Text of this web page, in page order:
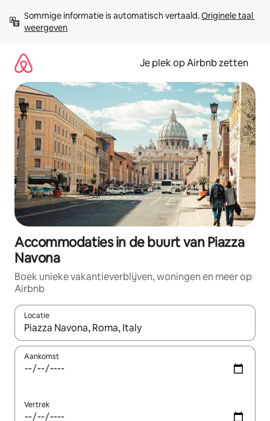
direct
naar
Sommige informatie is automatisch vertaald. Originele taal
weergeven
Je plek op Airbnb zetten
Accommodaties in de buurt van Piazza
Navona
Boek unieke vakantieverblijven, woningen en meer op
Airbnb
Locatie
Wanneer er resultaten beschikbaar zijn, maak je een keuze
Aankomst
Vertrek